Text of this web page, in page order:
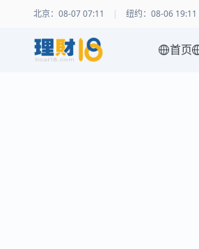
北京： 08-07 07:11 | 纽约： 08-06 19:11
首页